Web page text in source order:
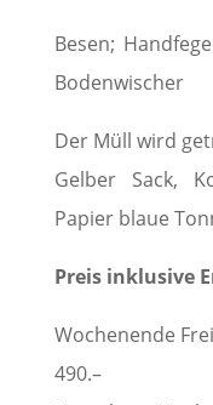
Besen;
Bodenwischer
Der Müll wird
Gelber Sack,
Papier blaue
Preis inklusive
Wochenende
490.–